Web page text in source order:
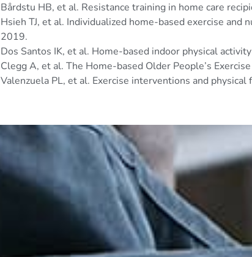
Bårdstu HB, et al. Resistance training in home care
Hsieh TJ, et al. Individualized home-based exercise
2019.
Dos Santos IK, et al. Home-based indoor physical
Clegg A, et al. The Home-based Older People’s
Valenzuela PL, et al. Exercise interventions and